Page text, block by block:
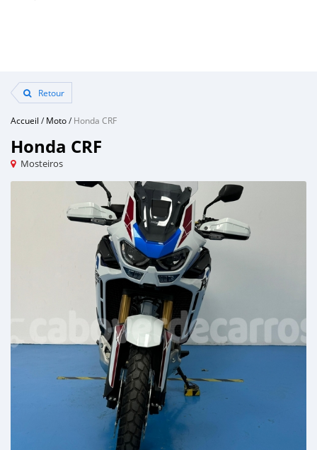
Retour
Accueil /Moto/Honda CRF
Honda CRF
Mosteiros